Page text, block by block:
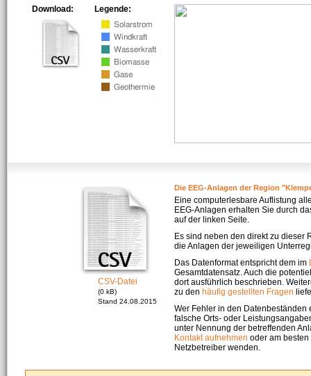
Legende:
Download:
CSV-Datei
(0 kB)
Stand 24.08.2015
Die EEG-Anlagen der Region
Eine computerlesbare Auflistung
EEG-Anlagen erhalten Sie durch
auf der linken Seite.
Es sind neben den direkt zu dieser
die Anlagen der jeweiligen
Das Datenformat entspricht dem im
Gesamtdatensatz. Auch die
dort ausführlich beschrieben.
zu den häufig gestellten Fragen
Wer Fehler in den Datenbeständen
falsche Orts- oder
unter Nennung der betreffenden
Kontakt aufnehmen oder am
Netzbetreiber wenden.